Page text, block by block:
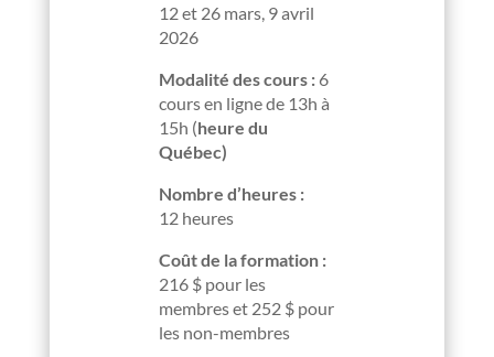
12 et 26 mars, 9 avril
2026
Modalité des cours : 6
cours en ligne de 13h à
15h (heure du
Québec)
Nombre d’heures :
12 heures
Coût de la formation :
216 $ pour les
membres et 252 $ pour
les non-membres